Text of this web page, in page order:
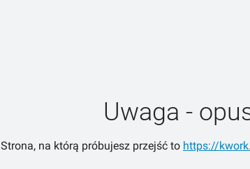
Uwaga -
Strona, na którą próbujesz przejść to https://